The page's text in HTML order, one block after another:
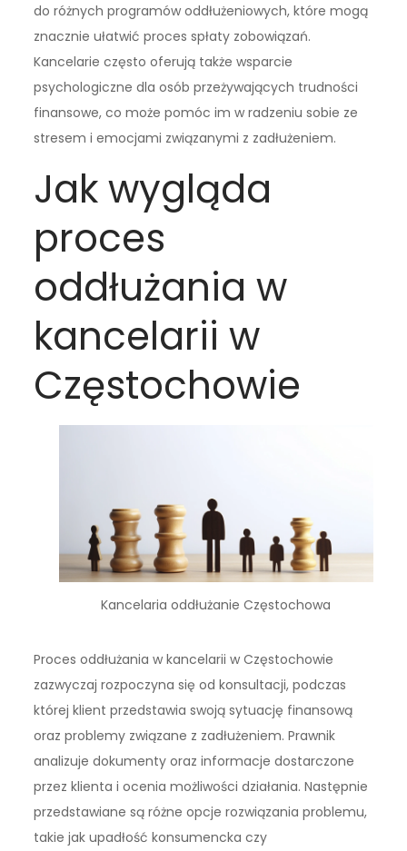
do różnych programów oddłużeniowych, które mogą
znacznie ułatwić proces spłaty zobowiązań.
Kancelarie często oferują także wsparcie
psychologiczne dla osób przeżywających trudności
finansowe, co może pomóc im w radzeniu sobie ze
stresem i emocjami związanymi z zadłużeniem.
Jak wygląda
proces
oddłużania w
kancelarii w
Częstochowie
Kancelaria oddłużanie Częstochowa
Proces oddłużania w kancelarii w Częstochowie
zazwyczaj rozpoczyna się od konsultacji, podczas
której klient przedstawia swoją sytuację finansową
oraz problemy związane z zadłużeniem. Prawnik
analizuje dokumenty oraz informacje dostarczone
przez klienta i ocenia możliwości działania. Następnie
przedstawiane są różne opcje rozwiązania problemu,
takie jak upadłość konsumencka czy